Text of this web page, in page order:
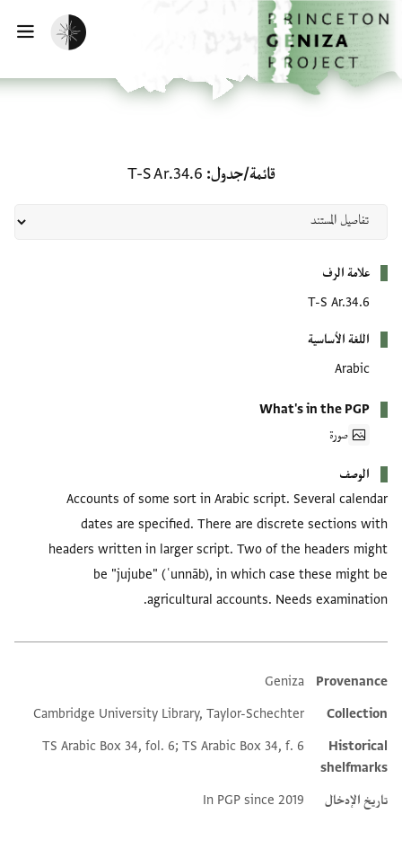
إلى المحتوى الرئيسي
الرئيسية
تفعيل الوضع المظلم
قائمة/جدول T-S Ar.34.6
علامة الرف
T-S Ar.34.6
اللغة الأساسية
Arabic
What's in the PGP
صورة
الوصف
Accounts of some sort in Arabic script. Several calendar
dates are specified. There are discrete sections with
headers written in larger script. Two of the headers might
be "jujube" (ʿunnāb), in which case these might be
agricultural accounts. Needs examination.
Additional metadata
Provenance
Geniza
Collection
Cambridge University Library, Taylor-Schechter
Historical
shelfmarks
TS Arabic Box 34, fol. 6; TS Arabic Box 34, f. 6
تاريخ الإدخال In PGP since 2019